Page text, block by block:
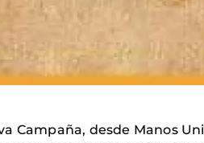
Campaña, desde Manos